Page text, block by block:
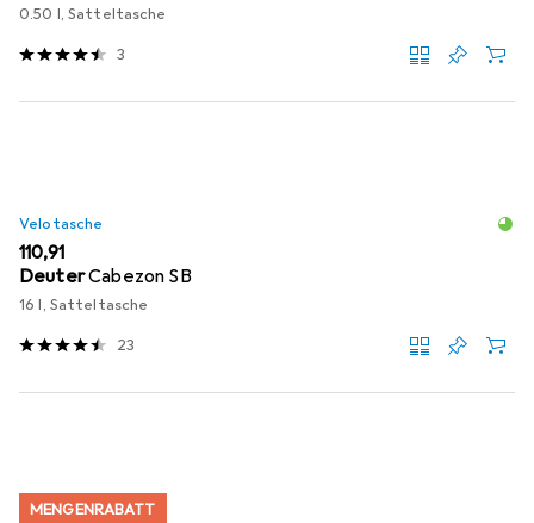
0.50 l, Satteltasche
3
Velotasche
EUR
110,91
DeuterCabezon SB
16 l, Satteltasche
23
MENGENRABATT